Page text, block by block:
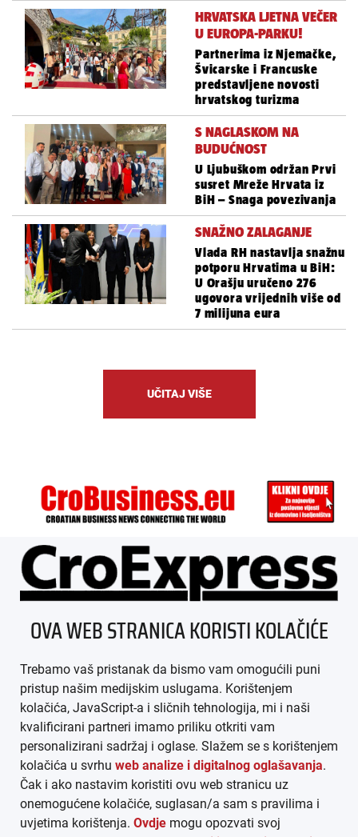
HRVATSKA LJETNA VEČER
U EUROPA-PARKU!
Partnerima iz Njemačke,
Švicarske i Francuske
predstavljene novosti
hrvatskog turizma
S NAGLASKOM NA
BUDUĆNOST
U Ljubuškom održan Prvi
susret Mreže Hrvata iz
BiH – Snaga povezivanja
SNAŽNO ZALAGANJE
Vlada RH nastavlja snažnu
potporu Hrvatima u BiH:
U Orašju uručeno 276
ugovora vrijednih više od
7 milijuna eura
UČITAJ VIŠE
ÜBER UNS
IMPRESSUM
AGB
DATENSCHUTZ
MEDIADATEN
ARHIVA (PDF)
OVA WEB STRANICA KORISTI KOLAČIĆE
Trebamo vaš pristanak da bismo vam omogućili puni
pristup našim medijskim uslugama. Korištenjem
kolačića, JavaScript-a i sličnih tehnologija, mi i naši
kvalificirani partneri imamo priliku otkriti vam
personalizirani sadržaj i oglase. Slažem se s korištenjem
kolačića u svrhu web analize i digitalnog oglašavanja.
Čak i ako nastavim koristiti ovu web stranicu uz
onemogućene kolačiće, suglasan/a sam s pravilima i
uvjetima korištenja. Ovdje mogu opozvati svoj